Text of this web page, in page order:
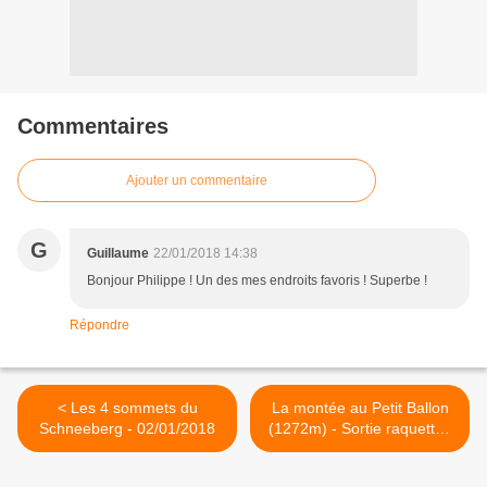
Commentaires
Ajouter un commentaire
G Guillaume 22/01/2018 14:38
Bonjour Philippe ! Un des mes endroits favoris ! Superbe !
Répondre
< Les 4 sommets du
Schneeberg - 02/01/2018
La montée au Petit Ballon
(1272m) - Sortie raquettes
21/01/2018 >